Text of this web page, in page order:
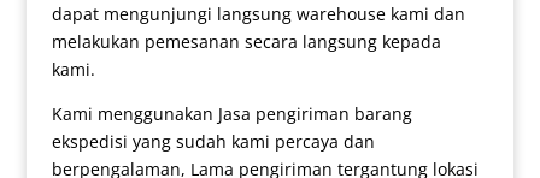
dapat mengunjungi langsung warehouse kami dan
melakukan pemesanan secara langsung kepada
kami.
Kami menggunakan Jasa pengiriman barang
ekspedisi yang sudah kami percaya dan
berpengalaman, Lama pengiriman tergantung lokasi